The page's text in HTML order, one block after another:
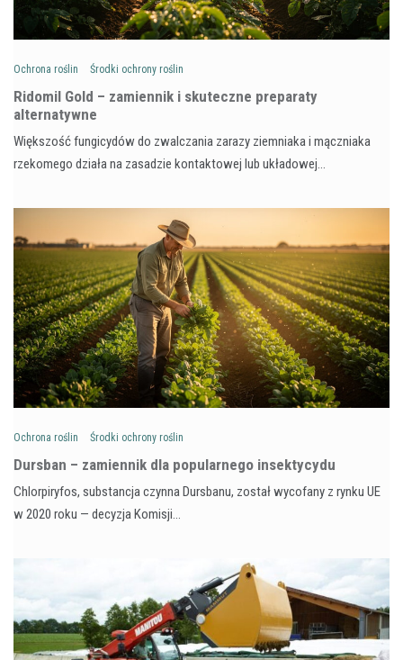
Ochrona roślin Środki ochrony roślin
Ridomil Gold – zamiennik i skuteczne preparaty
alternatywne
Większość fungicydów do zwalczania zarazy ziemniaka i mączniaka
rzekomego działa na zasadzie kontaktowej lub układowej…
Ochrona roślin Środki ochrony roślin
Dursban – zamiennik dla popularnego insektycydu
Chlorpiryfos, substancja czynna Dursbanu, został wycofany z rynku UE
w 2020 roku — decyzja Komisji…